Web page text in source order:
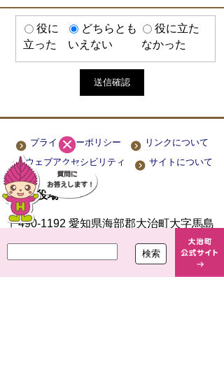
役に
立った
どちらとも
いえない
役に立た
なかった
プライバシーポリシー
リンクについて
ウェブアクセシビリティ
サイトについて
大治町役場
〒490-1192 愛知県海部郡大治町大字馬島
(代) FAX
開庁時間 平日 午前8時30分～午後5時15分